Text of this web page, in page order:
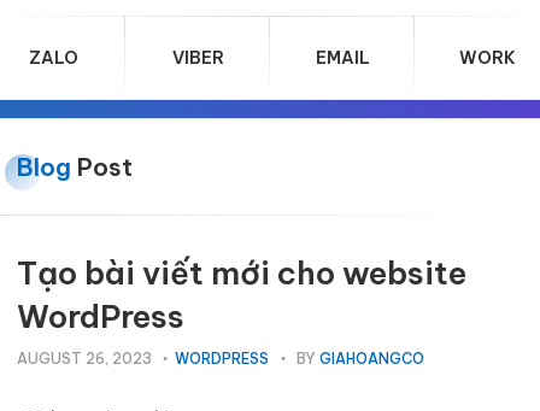
ZALO VIBER EMAIL WORK
Blog Post
Tạo bài viết mới cho website
WordPress
AUGUST 26, 2023 WORDPRESS BY GIAHOANGCO